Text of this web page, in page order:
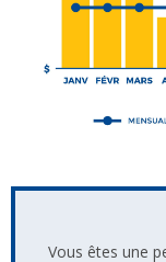
Vous êtes une